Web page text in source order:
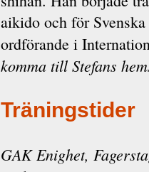
aikido och för
ordförande i
komma till Stefans
Träningstider
GAK Enighet,